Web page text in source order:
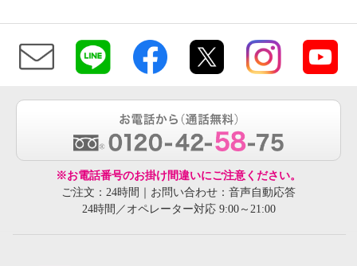
※お電話番号のお掛け間違いにご注意ください。
ご注文：24時間｜お問い合わせ：音声自動応答
24時間／オペレーター対応 9:00～21:00